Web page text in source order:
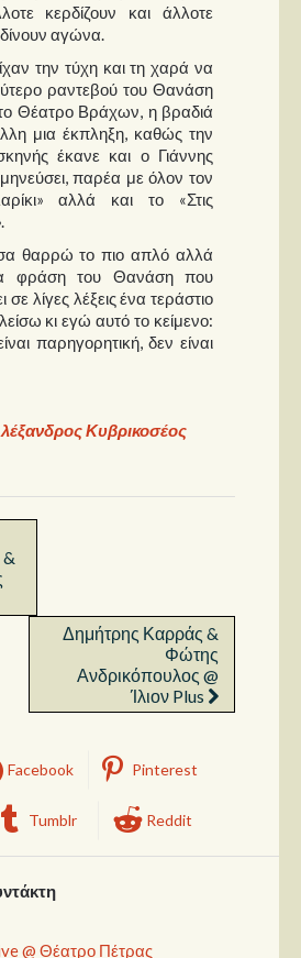
κερδίζουν και άλλοτε
αγώνα.
την τύχη και τη χαρά να
ραντεβού του Θανάση
Θέατρο Βράχων, η βραδιά
μια έκπληξη, καθώς την
έκανε και ο Γιάννης
παρέα με όλον τον
αλλά και το «Στις
θαρρώ το πιο απλό αλλά
φράση του Θανάση που
σε λίγες λέξεις ένα τεράστιο
κι εγώ αυτό το κείμενο:
παρηγορητική, δεν είναι
Κυβρικοσέος
Δημήτρης Καρράς &
Φώτης
Ανδρικόπουλος @
Ίλιον Plus
Facebook Pinterest
Tumblr Reddit
@ Θέατρο Πέτρας